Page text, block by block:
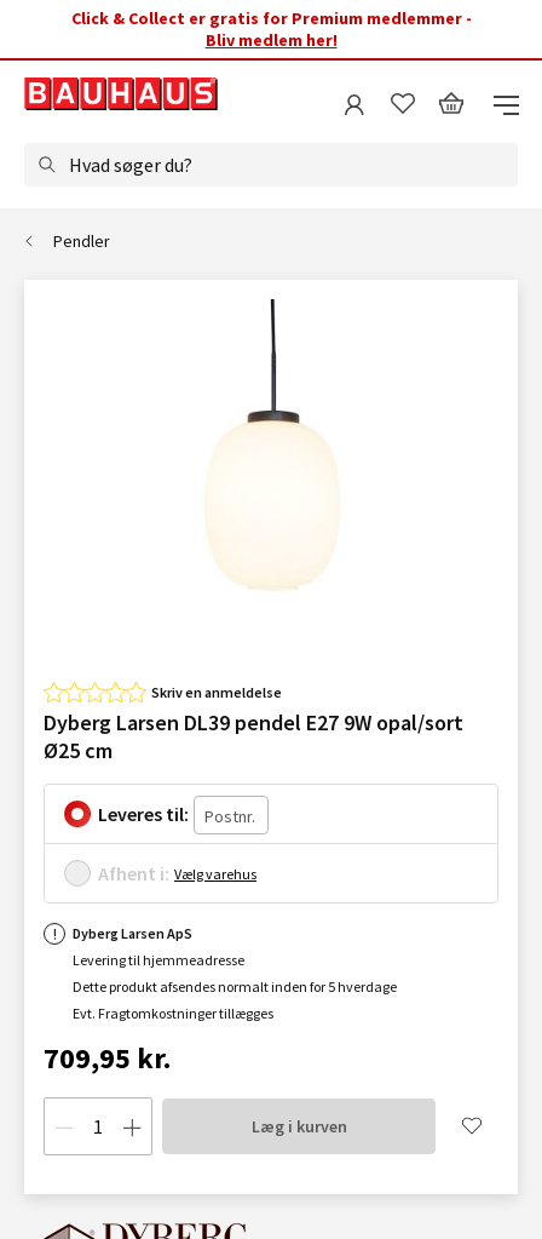
Click & Collect er gratis for Premium medlemmer -
Bliv medlem her!
Hvad søger du?
Pendler
Skriv en anmeldelse
Dyberg Larsen DL39 pendel E27 9W opal/sort
Ø25 cm
Leveres til:
Afhent i: Vælg varehus
Dyberg Larsen ApS
Levering til hjemmeadresse
Dette produkt afsendes normalt inden for 5 hverdage
Evt. Fragtomkostninger tillægges
709,95 kr.
Læg i kurven